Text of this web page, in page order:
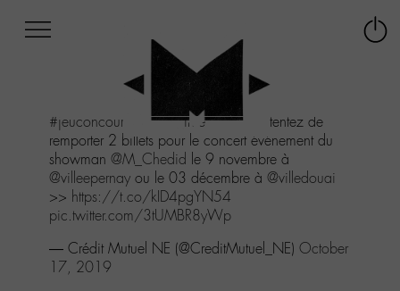
menu
Aller
au
contenu
Aller
recherche
#jeuconcours #LettreInfinie: Jouez et tentez de
remporter 2 billets pour le concert événement du
showman @M_Chedid le 9 novembre à
@villeepernay ou le 03 décembre à @villedouai
>> https://t.co/kID4pgYN54
pic.twitter.com/3tUMBR8yWp
— Crédit Mutuel NE (@CreditMutuel_NE) October
17, 2019